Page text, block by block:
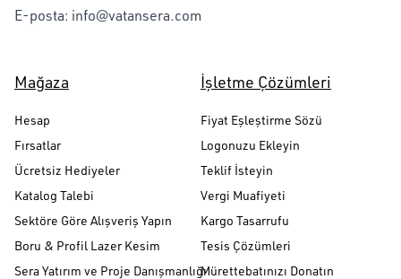
E-posta: info@vatansera.com
Mağaza
Hesap
Fırsatlar
Ücretsiz Hediyeler
Katalog Talebi
Sektöre Göre Alışveriş Yapın
Boru & Profil Lazer Kesim
Sera Yatırım ve Proje Danışmanlığı
İşletme Çözümleri
Fiyat Eşleştirme Sözü
Logonuzu Ekleyin
Teklif İsteyin
Vergi Muafiyeti
Kargo Tasarrufu
Tesis Çözümleri
Mürettebatınızı Donatın